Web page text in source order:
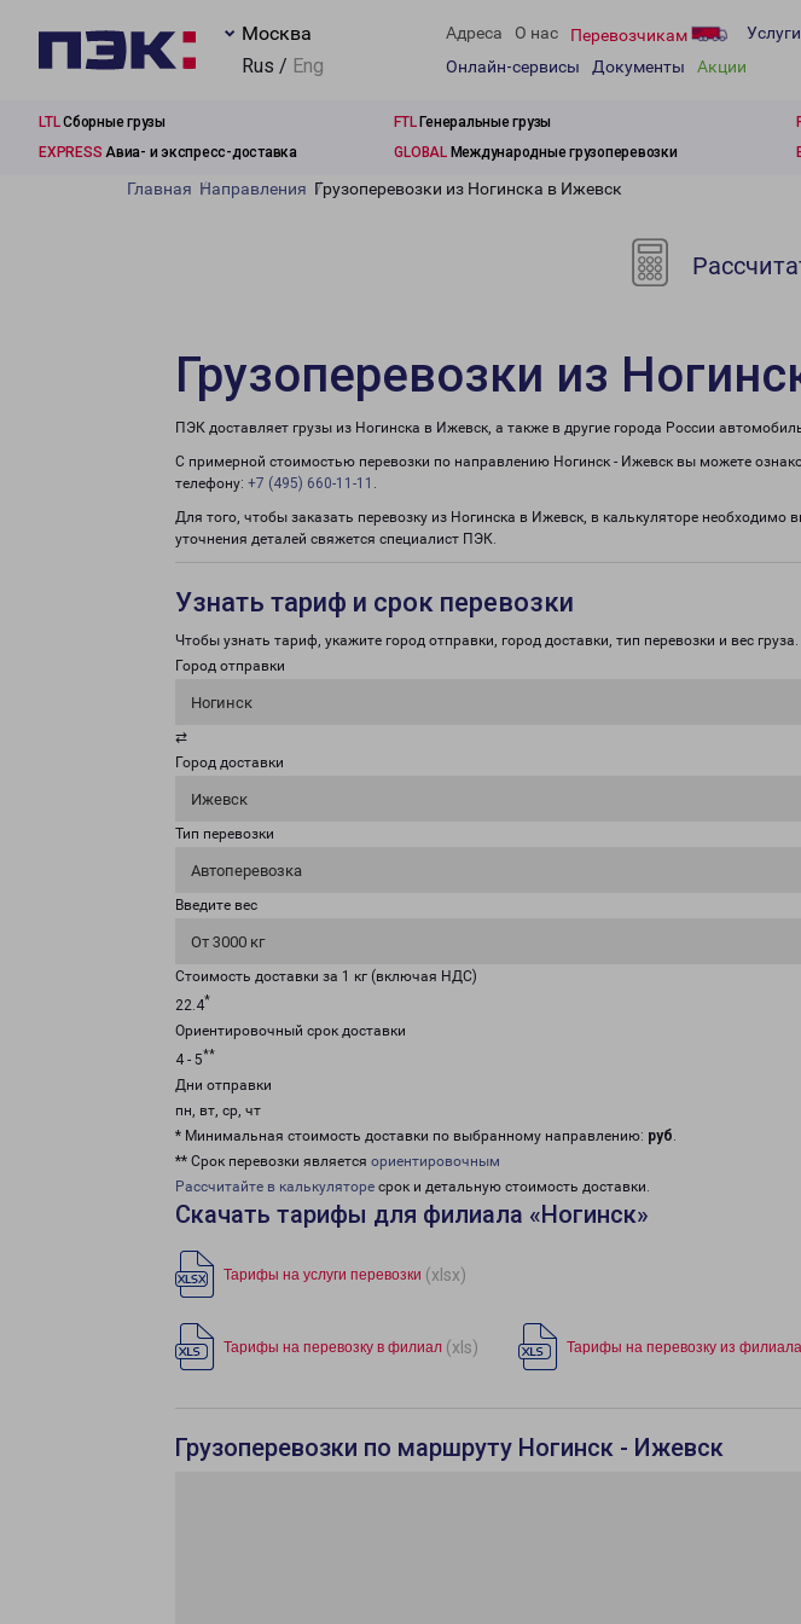
Москва
Rus / Eng
Адреса О нас Перевозчикам
Услуги
Онлайн-сервисы
Документы Акции
LTLСборные грузы FTLГенеральные грузы
EXPRESS Авиа- и экспресс-доставка GLOBALМеждународные грузоперевозки
Главная Направления Грузоперевозки из Ногинска в Ижевск
Грузоперевозки из
ПЭК доставляет грузы из Ногинска в Ижевск, а также в другие города России
С примерной стоимостью перевозки по направлению Ногинск - Ижевск вы можете
телефону: +7 (495) 660-11-11 .
Для того, чтобы заказать перевозку из Ногинска в Ижевск, в калькуляторе
уточнения деталей свяжется специалист ПЭК.
Узнать тариф и срок перевозки
Чтобы узнать тариф, укажите город отправки, город доставки, тип перевозки и вес груза.
Город отправки
Ногинск
⇄
Город доставки
Ижевск
Тип перевозки
Автоперевозка
Введите вес
От 3000 кг
Стоимость доставки за 1 кг (включая НДС)
22.4*
Ориентировочный срок доставки
4 - 5**
Дни отправки
пн, вт, ср, чт
* Минимальная стоимость доставки по выбранному направлению: руб.
** Срок перевозки является ориентировочным
Рассчитайте в калькуляторе срок и детальную стоимость доставки.
Скачать тарифы для филиала «Ногинск»
Тарифы на услуги перевозки (xlsx)
Тарифы на перевозку в филиал (xls) Тарифы на перевозку из филиала
Грузоперевозки по маршруту Ногинск - Ижевск